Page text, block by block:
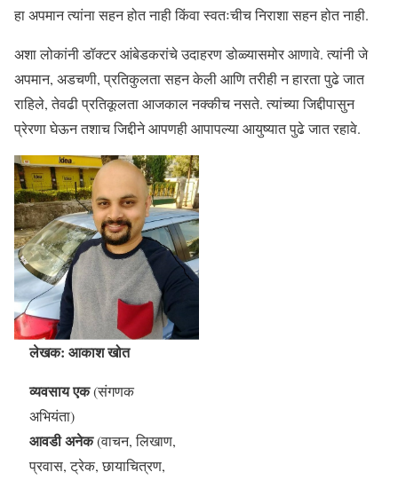
हा अपमान त्यांना सहन होत नाही किंवा स्वतःचीच निराशा सहन होत नाही.
अशा लोकांनी डॉक्टर आंबेडकरांचे उदाहरण डोळ्यासमोर आणावे. त्यांनी जे
अपमान, अडचणी, प्रतिकुलता सहन केली आणि तरीही न हारता पुढे जात
राहिले, तेवढी प्रतिकूलता आजकाल नक्कीच नसते. त्यांच्या जिद्दीपासुन
प्रेरणा घेऊन तशाच जिद्दीने आपणही आपापल्या आयुष्यात पुढे जात रहावे.
लेखक: आकाश खोत
व्यवसाय एक(संगणक
अभियंता)
आवडी अनेक(वाचन, लिखाण,
प्रवास, ट्रेक, छायाचित्रण,